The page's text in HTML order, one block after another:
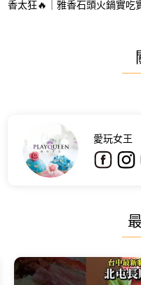
香太狂🔥｜雅香石頭火鍋實吃
愛玩女王